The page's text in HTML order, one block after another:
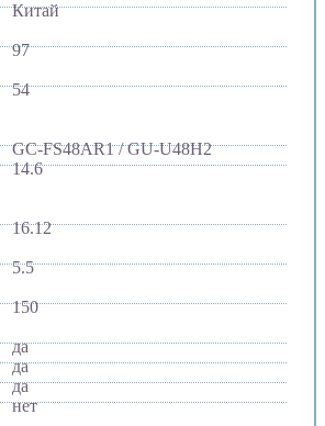
Китай
97
54
GC-FS48AR1 / GU-U48H2
14.6
16.12
5.5
150
да
да
да
нет